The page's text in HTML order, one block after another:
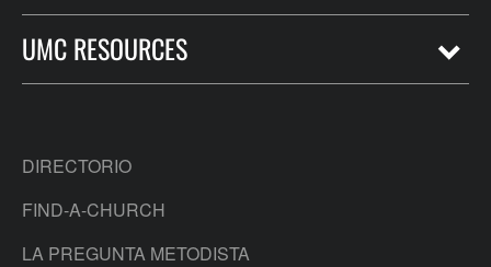
UMC RESOURCES
DIRECTORIO
FIND-A-CHURCH
LA PREGUNTA METODISTA